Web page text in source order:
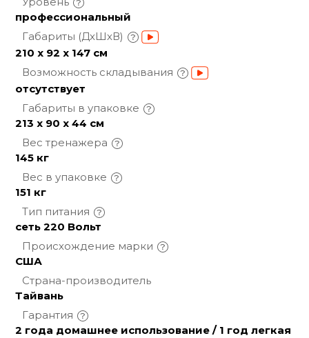
профессиональный
Габариты (ДхШхВ)
210 х 92 х 147 см
Возможность складывания
отсутствует
Габариты в упаковке
213 х 90 х 44 см
Вес тренажера
145 кг
Вес в упаковке
151 кг
Тип питания
сеть 220 Вольт
Происхождение марки
США
Страна-производитель
Тайвань
Гарантия
2 года домашнее использование / 1 год легкая